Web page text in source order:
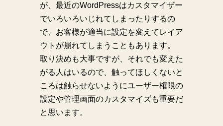
が、最近のWordPressはカスタマイザー
でいろいろいじれてしまったりするの
で、お客様が適当に設定を変えてレイア
ウトが崩れてしまうこともあります。
取り決めも大事ですが、それでも変えた
がる人はいるので、触ってほしくないと
ころは触らせないようにユーザー権限の
設定や管理画面のカスタマイズも重要だ
と思います。